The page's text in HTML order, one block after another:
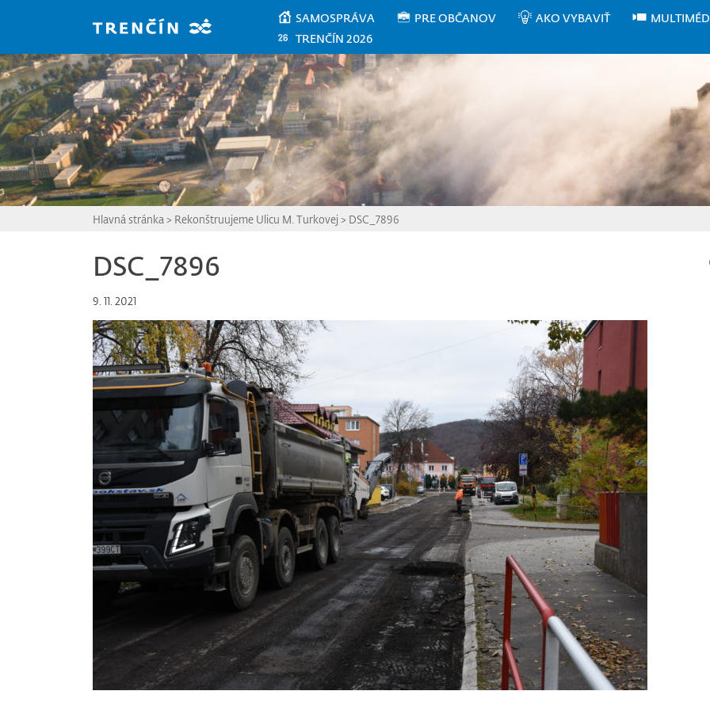
SAMOSPRÁVA PRE OBČANOV AKO VYBAVIŤ
TRENČÍN 2026
Hlavná stránka > Rekonštruujeme Ulicu M. Turkovej> DSC_7896
DSC_7896
9. 11. 2021